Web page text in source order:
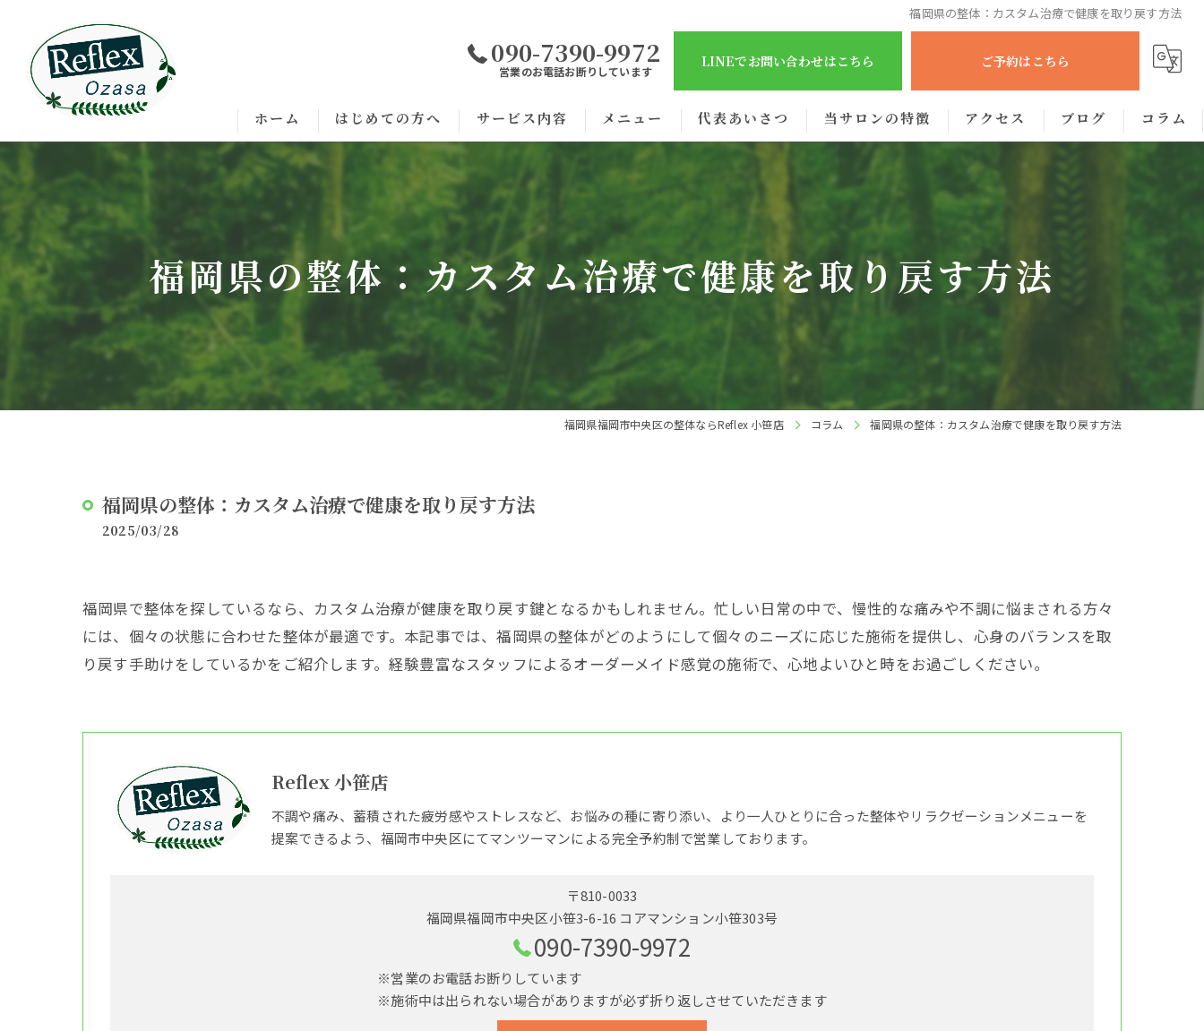
福岡県の整体：カスタム治療で健康を取り戻す方法
090-7390-9972
営業のお電話お断りしています
LINEでお問い合わせはこちら ご予約はこちら
ホーム はじめての方へ サービス内容 メニュー 代表あいさつ 当サロンの特徴
眼精疲労
アクセス ブログ コラム
福岡県の整体：カスタム治療で健康を取り戻す方法
福岡県福岡市中央区の整体ならReflex 小笹店 コラム 福岡県の整体：カスタム治療で健康を取り戻す方法
福岡県の整体：カスタム治療で健康を取り戻す方法
2025/03/28
福岡県で整体を探しているなら、カスタム治療が健康を取り戻す鍵となるかもしれません。忙しい日常の中で、慢性的な痛みや不調に悩まされる方々
には、個々の状態に合わせた整体が最適です。本記事では、福岡県の整体がどのようにして個々のニーズに応じた施術を提供し、心身のバランスを取
り戻す手助けをしているかをご紹介します。経験豊富なスタッフによるオーダーメイド感覚の施術で、心地よいひと時をお過ごしください。
Reflex 小笹店
不調や痛み、蓄積された疲労感やストレスなど、お悩みの種に寄り添い、より一人ひとりに合った整体やリラクゼーションメニューを
提案できるよう、福岡市中央区にてマンツーマンによる完全予約制で営業しております。
〒810-0033
福岡県福岡市中央区小笹3-6-16 コアマンション小笹303号
090-7390-9972
※営業のお電話お断りしています
※施術中は出られない場合がありますが必ず折り返しさせていただきます